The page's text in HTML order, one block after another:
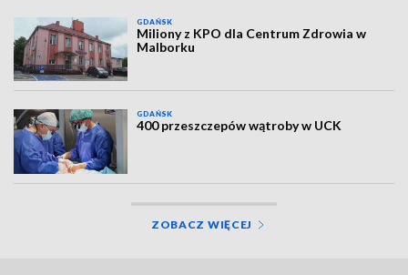
GDAŃSK
Miliony z KPO dla Centrum Zdrowia w
Malborku
GDAŃSK
400 przeszczepów wątroby w UCK
ZOBACZ WIĘCEJ